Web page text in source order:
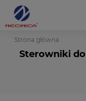
Strona główna
Sterowniki